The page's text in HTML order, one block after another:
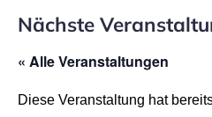
Nächste
« Alle Veranstaltungen
Diese Veranstaltung hat